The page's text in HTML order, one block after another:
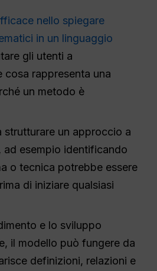
nello spiegare
in un linguaggio
gli utenti a
cosa rappresenta una
un metodo è
strutturare un approccio a
ad esempio identificando
o tecnica potrebbe essere
di iniziare qualsiasi
e lo sviluppo
il modello può fungere da
definizioni, relazioni e